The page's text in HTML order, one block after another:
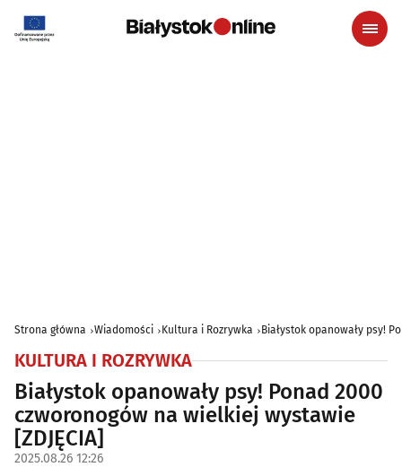
Strona główna Wiadomości Kultura i Rozrywka Białystok opanowały psy!
KULTURA I ROZRYWKA
Białystok opanowały psy! Ponad 2000
czworonogów na wielkiej wystawie
[ZDJĘCIA]
2025.08.26 12:26